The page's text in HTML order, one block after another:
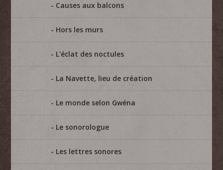
Causes aux balcons
Hors les murs
L'éclat des noctules
La Navette, lieu de création
Le monde selon Gwéna
Le sonorologue
Les lettres sonores